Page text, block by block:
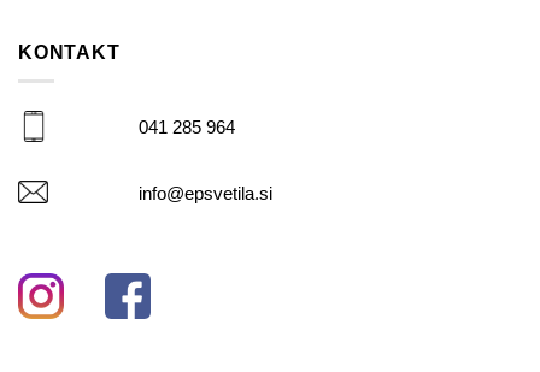
KONTAKT
041 285 964
info@epsvetila.si